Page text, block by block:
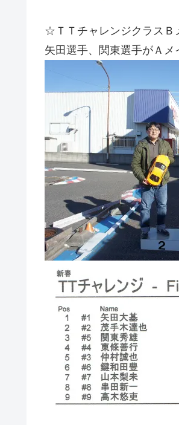
☆ＴＴチャレンジクラス
矢田選手、関東選手がＡメ